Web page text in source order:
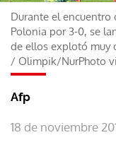
Durante el
Polonia por 3-0, se
de ellos explotó muy
/ Olimpik/NurPhoto
Afp
18 de noviembre